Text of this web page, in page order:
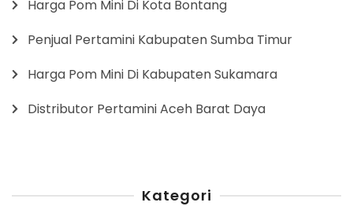
Harga Pom Mini Di Kota Bontang
Penjual Pertamini Kabupaten Sumba Timur
Harga Pom Mini Di Kabupaten Sukamara
Distributor Pertamini Aceh Barat Daya
Kategori